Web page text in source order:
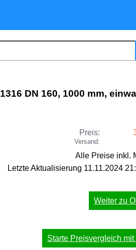
DN 160, 1000 mm,
Preis:
Versand:
Alle Preise inkl.
Letzte Aktualisierung 11.11.2024
Weiter zu
Starte Preisvergleich mit